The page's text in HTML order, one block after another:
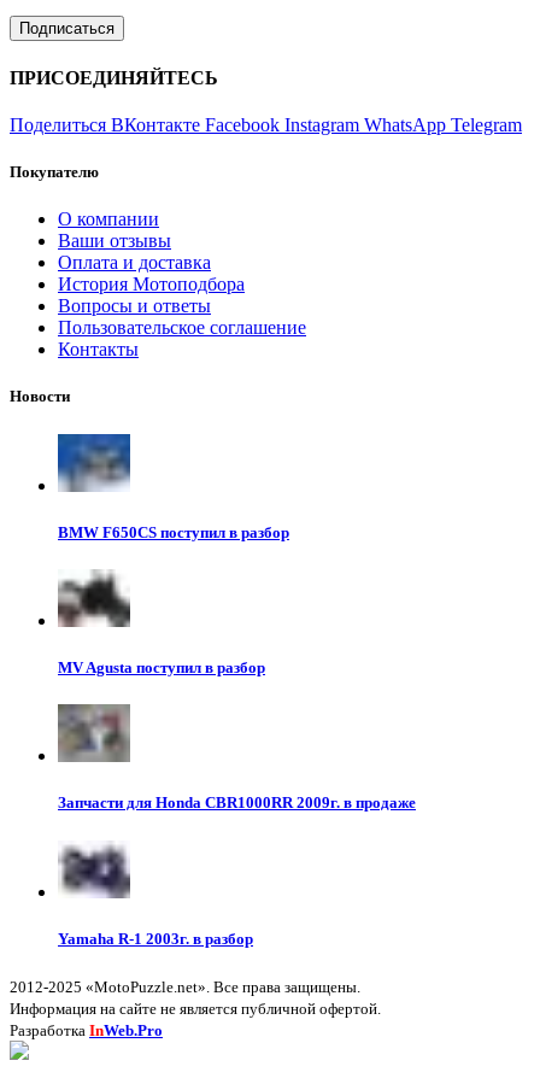
ПРИСОЕДИНЯЙТЕСЬ
Поделиться ВКонтакте Facebook Instagram WhatsApp Telegram
Покупателю
О компании
Ваши отзывы
Оплата и доставка
История Мотоподбора
Вопросы и ответы
Пользовательское соглашение
Контакты
Новости
BMW F650CS поступил в разбор
MV Agusta поступил в разбор
Запчасти для Honda CBR1000RR 2009г. в продаже
Yamaha R-1 2003г. в разбор
2012-2025 «MotoPuzzle.net». Все права защищены.
Информация на сайте не является публичной офертой.
Разработка InWeb.Pro